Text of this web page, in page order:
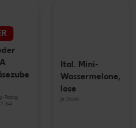
Packg.
Ital. Mini-
Wassermelone,
lose
je Stück